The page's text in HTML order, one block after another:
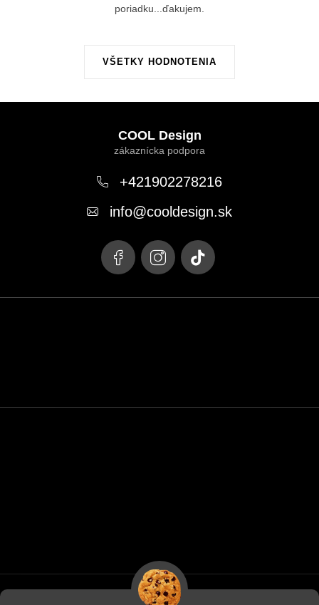
VŠETKY HODNOTENIA
poriadku...ďakujem.
COOL Design
+421902278216
info@cooldesign.sk